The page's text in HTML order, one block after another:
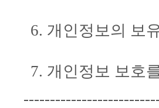
개인정보의 보
개인정보 보호